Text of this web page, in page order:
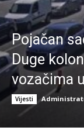
Pojačan
Duge
vozačima
Vijesti